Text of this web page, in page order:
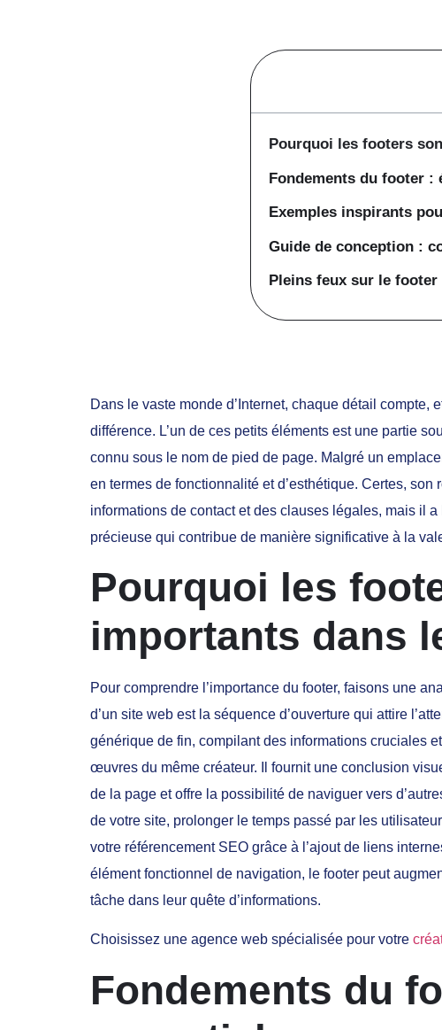
Pourquoi les footers
Fondements du footer :
Exemples inspirants
Guide de conception :
Pleins feux sur le
Dans le vaste monde d’Internet, chaque détail compte,
différence. L’un de ces petits éléments est une partie
connu sous le nom de pied de page. Malgré un
en termes de fonctionnalité et d’esthétique. Certes,
informations de contact et des clauses légales, mais il
précieuse qui contribue de manière significative à la
Pourquoi les
importants dans
Pour comprendre l’importance du footer, faisons une
d’un site web est la séquence d’ouverture qui attire
générique de fin, compilant des informations cruciales
œuvres du même créateur. Il fournit une conclusion
de la page et offre la possibilité de naviguer vers
de votre site, prolonger le temps passé par les
votre référencement SEO grâce à l’ajout de liens
élément fonctionnel de navigation, le footer peut
tâche dans leur quête d’informations.
Choisissez une agence web spécialisée pour votre
Fondements du